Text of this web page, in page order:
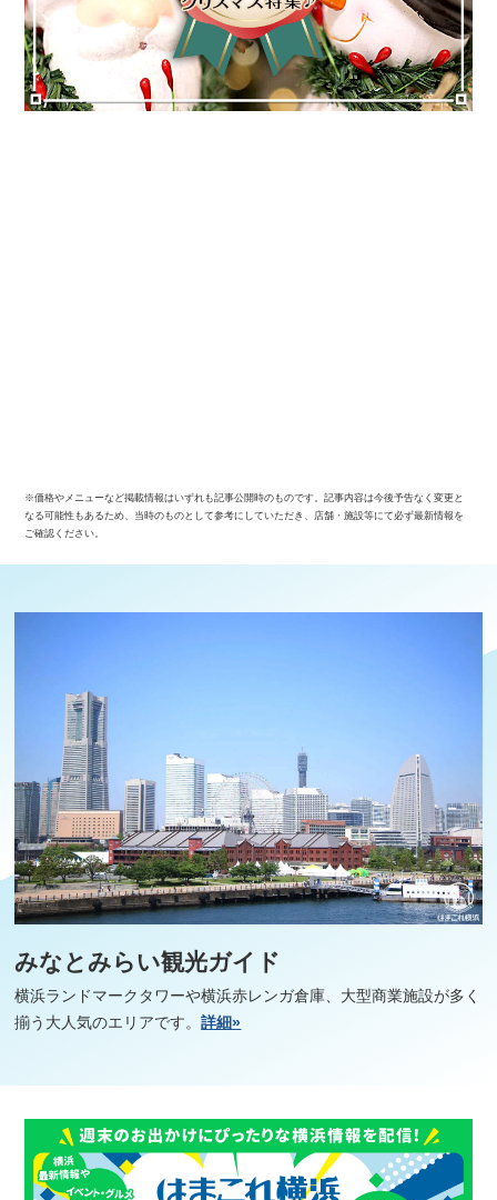
※価格やメニューなど掲載情報はいずれも記事公開時のものです。記事内容は今後予告なく変更と
なる可能性もあるため、当時のものとして参考にしていただき、店舗・施設等にて必ず最新情報を
ご確認ください。
みなとみらい観光ガイド
横浜ランドマークタワーや横浜赤レンガ倉庫、大型商業施設が多く
揃う大人気のエリアです。詳細»